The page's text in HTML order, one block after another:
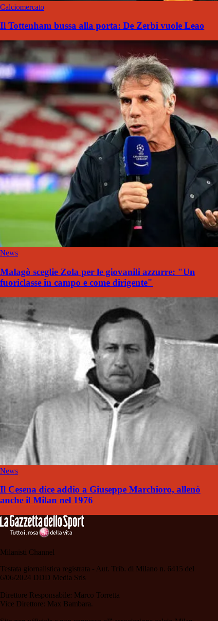
Calciomercato
Il Tottenham bussa alla porta: De Zerbi vuole Leao
News
Malagò sceglie Zola per le giovanili azzurre: "Un
fuoriclasse in campo e come dirigente"
News
Il Cesena dice addio a Giuseppe Marchioro, allenò
anche il Milan nel 1976
Milanisti Channel
Testata giornalistica registrata - Aut. Trib. di Milano n. 6415 del
6/06/2024 DDD Media Srls
Direttore Responsabile: Marco Torretta
Vice Direttore: Max Bambara.